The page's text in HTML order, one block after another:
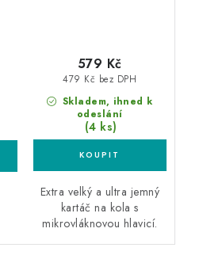
Skladem, ihned k
odeslání
(4 ks)
479 Kč bez DPH
579 Kč
Extra velký a ultra jemný
kartáč na kola s
mikrovláknovou hlavicí.